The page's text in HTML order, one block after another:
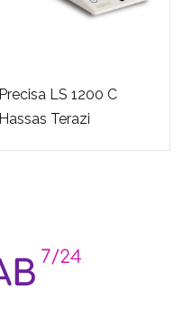
Precisa LS 1200 C
Hassas Terazi